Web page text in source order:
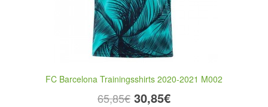
FC Barcelona Trainingsshirts 2020-2021 M002
65,85€ 30,85€